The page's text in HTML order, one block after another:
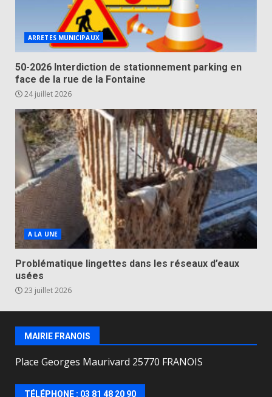
ARRETES MUNICIPAUX
50-2026 Interdiction de stationnement parking en
face de la rue de la Fontaine
24 juillet 2026
A LA UNE
Problématique lingettes dans les réseaux d’eaux
usées
23 juillet 2026
MAIRIE FRANOIS
Place Georges Maurivard 25770 FRANOIS
TÉLÉPHONE : 03 81 48 20 90